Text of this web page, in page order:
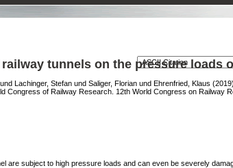
tunnels on the pressure loads
und Lachinger, Stefan und Saliger, Florian und Ehrenfried, Klaus (2019)
Congress of Railway Research. 12th World Congress on Railway
are subject to high pressure loads and can even be severely